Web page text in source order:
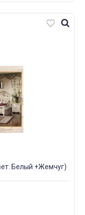
Белый +Жемчуг)